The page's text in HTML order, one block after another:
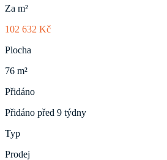
Za m²
102 632 Kč
Plocha
76 m²
Přidáno
Přidáno před 9 týdny
Typ
Prodej